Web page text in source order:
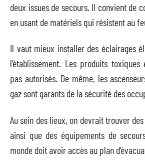
deux issues de secours. Il convient de
en usant de matériels qui résistent au
Il vaut mieux installer des éclairages
l’établissement. Les produits
pas autorisés. De même, les
gaz sont garants de la sécurité des
Au sein des lieux, on devrait trouver
ainsi que des équipements de
monde doit avoir accès au plan